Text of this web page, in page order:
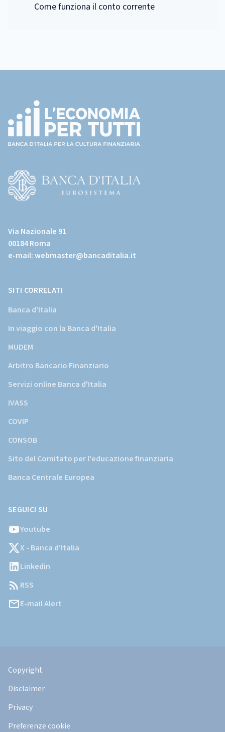
Come funziona il conto corrente
page)
sito
istituzionale
della
Via Nazionale 91
00184 Roma
e-mail:webmaster@bancaditalia.it
SITI CORRELATI
Banca d'Italia
In viaggio con la Banca d'Italia
MUDEM
Arbitro Bancario Finanziario
Servizi online Banca d'Italia
IVASS
COVIP
CONSOB
Sito del Comitato per l'educazione finanziaria
Banca Centrale Europea
SEGUICI SU
Youtube
X - Banca d’Italia
Linkedin
RSS
E-mail Alert
Legali
Copyright
Disclaimer
Privacy
Preferenze cookie